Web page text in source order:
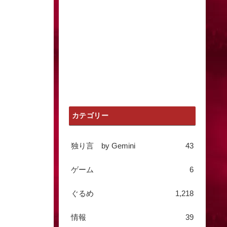
カテゴリー
独り言 by Gemini 43
ゲーム 6
ぐるめ 1,218
情報 39